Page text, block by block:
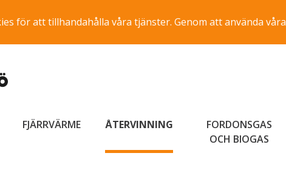
för att tillhandahålla våra tjänster. Genom att använda
FJÄRRVÄRME ÅTERVINNING
FORDONSGAS
OCH BIOGAS